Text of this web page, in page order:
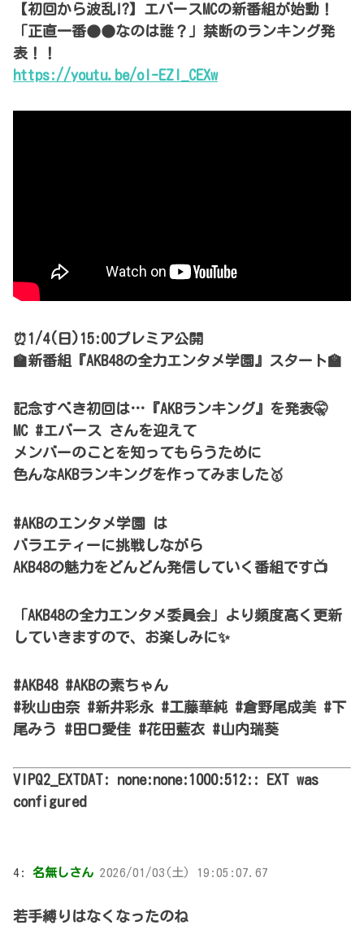
【初回から波乱!?】エバースMCの新番組が始動！
「正直一番●●なのは誰？」禁断のランキング発
表！！
https://youtu.be/ol-EZI_CEXw
⏰1/4(日)15:00プレミア公開
🏫新番組『AKB48の全力エンタメ学園』スタート🏫
記念すべき初回は…『AKBランキング』を発表🤫
MC #エバース さんを迎えて
メンバーのことを知ってもらうために
色んなAKBランキングを作ってみました🥇
#AKBのエンタメ学園 は
バラエティーに挑戦しながら
AKB48の魅力をどんどん発信していく番組です📺
「AKB48の全力エンタメ委員会」より頻度高く更新
していきますので、お楽しみに✨
#AKB48 #AKBの素ちゃん
#秋山由奈 #新井彩永 #工藤華純 #倉野尾成美 #下
尾みう #田口愛佳 #花田藍衣 #山内瑞葵
VIPQ2_EXTDAT: none:none:1000:512:: EXT was
configured
4: 名無しさん 2026/01/03(土) 19:05:07.67
若手縛りはなくなったのね